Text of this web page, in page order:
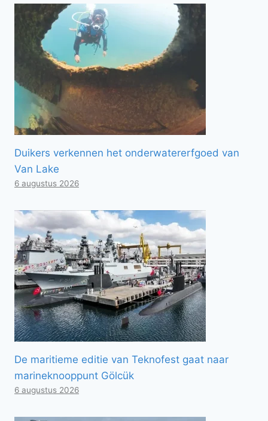
Duikers verkennen het onderwatererfgoed van
Van Lake
6 augustus 2026
De maritieme editie van Teknofest gaat naar
marineknooppunt Gölcük
6 augustus 2026